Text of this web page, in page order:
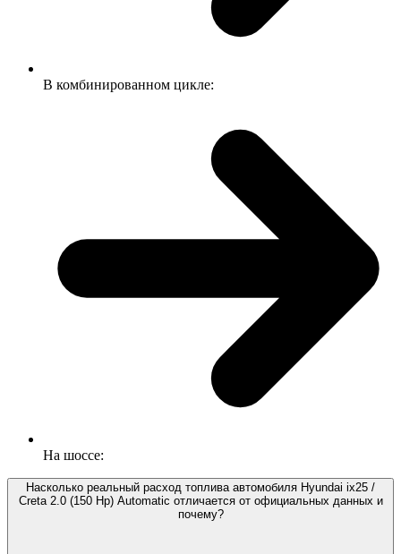
В комбинированном цикле:
На шоссе:
Насколько реальный расход топлива автомобиля Hyundai ix25 /
Creta 2.0 (150 Hp) Automatic отличается от официальных данных и
почему?